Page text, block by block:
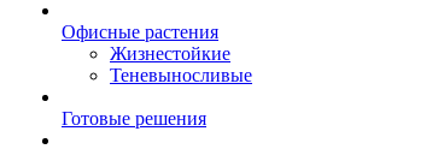
Офисные растения
Жизнестойкие
Теневыносливые
Готовые решения